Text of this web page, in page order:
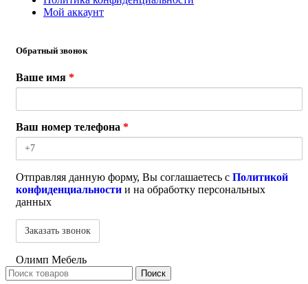
Мой аккаунт
Обратный звонок
Ваше имя *
Ваш номер телефона *
Отправляя данную форму, Вы соглашаетесь с Политикой
конфиденциальности и на обработку персональных
данных
Олимп Мебель
Поиск